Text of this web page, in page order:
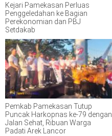
Kejari Pamekasan Perluas
Penggeledahan ke Bagian
Perekonomian dan PBJ
Setdakab
Pemkab Pamekasan Tutup
Puncak Harkopnas ke-79 dengan
Jalan Sehat, Ribuan Warga
Padati Arek Lancor